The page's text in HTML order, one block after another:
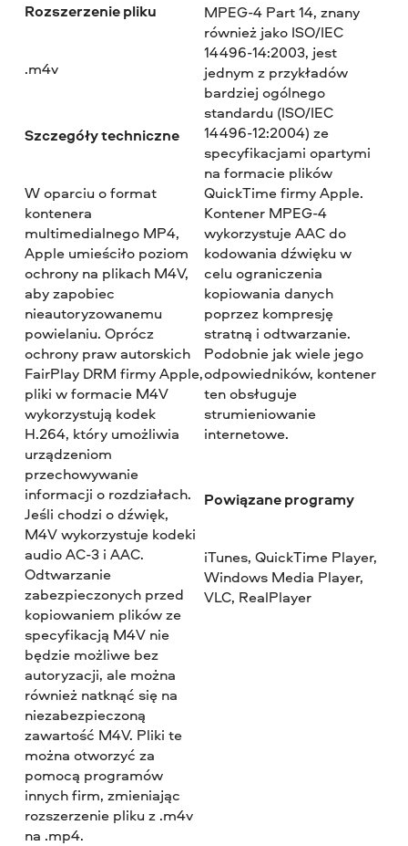
Rozszerzenie pliku
.m4v
Szczegóły techniczne
W oparciu o format
kontenera
multimedialnego MP4,
Apple umieściło poziom
ochrony na plikach M4V,
aby zapobiec
nieautoryzowanemu
powielaniu. Oprócz
ochrony praw autorskich
FairPlay DRM firmy Apple,
pliki w formacie M4V
wykorzystują kodek
H.264, który umożliwia
urządzeniom
przechowywanie
informacji o rozdziałach.
Jeśli chodzi o dźwięk,
M4V wykorzystuje kodeki
audio AC-3 i AAC.
Odtwarzanie
zabezpieczonych przed
kopiowaniem plików ze
specyfikacją M4V nie
będzie możliwe bez
autoryzacji, ale można
również natknąć się na
niezabezpieczoną
zawartość M4V. Pliki te
można otworzyć za
pomocą programów
innych firm, zmieniając
rozszerzenie pliku z .m4v
na .mp4.
MPEG-4 Part 14, znany
również jako ISO/IEC
14496-14:2003, jest
jednym z przykładów
bardziej ogólnego
standardu (ISO/IEC
14496-12:2004) ze
specyfikacjami opartymi
na formacie plików
QuickTime firmy Apple.
Kontener MPEG-4
wykorzystuje AAC do
kodowania dźwięku w
celu ograniczenia
kopiowania danych
poprzez kompresję
stratną i odtwarzanie.
Podobnie jak wiele jego
odpowiedników, kontener
ten obsługuje
strumieniowanie
internetowe.
Powiązane programy
iTunes, QuickTime Player,
Windows Media Player,
VLC, RealPlayer